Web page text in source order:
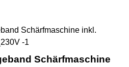
Schärfmaschine